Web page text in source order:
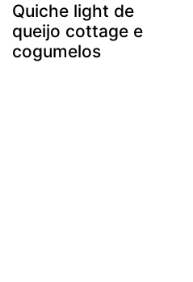
Quiche light de
queijo cottage e
cogumelos